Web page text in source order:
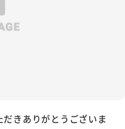
きありがとうございま